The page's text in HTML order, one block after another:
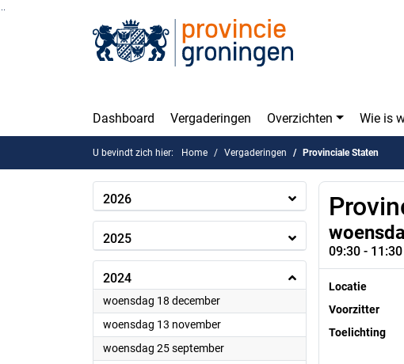
Ga naar de inhoud van deze pagina
Dashboard Vergaderingen Overzichten Wie is
U bevindt zich hier: Home Vergaderingen Provinciale Staten
2026
2025
2024
woensdag 18 december2024
woensdag 13 november2024
woensdag 25 september2024
09:30 - 11:30
Locatie
Voorzitter
Toelichting